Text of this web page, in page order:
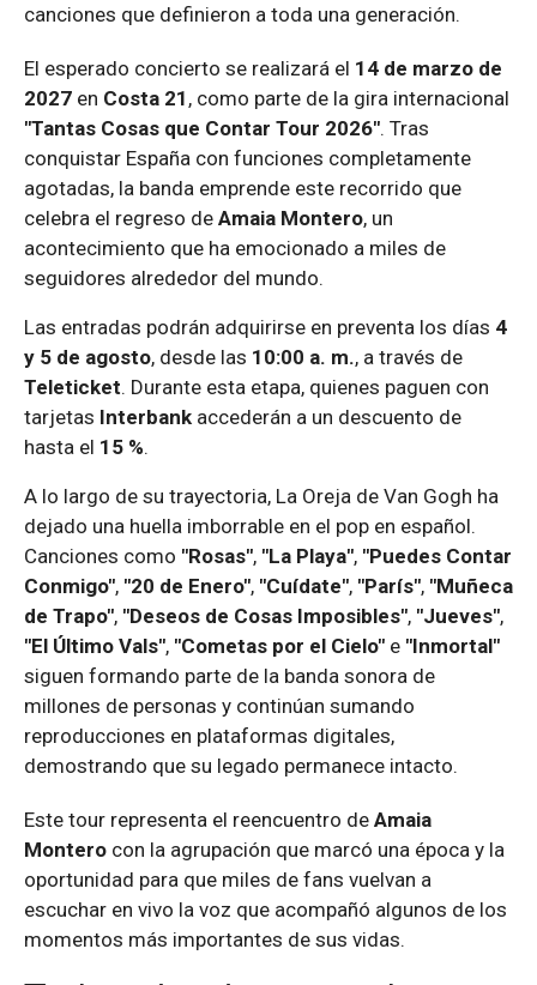
canciones que definieron a toda una generación.
El esperado concierto se realizará el 14 de marzo de
2027 en Costa 21 , como parte de la gira internacional
"Tantas Cosas que Contar Tour 2026". Tras
conquistar España con funciones completamente
agotadas, la banda emprende este recorrido que
celebra el regreso de Amaia Montero, un
acontecimiento que ha emocionado a miles de
seguidores alrededor del mundo.
Las entradas podrán adquirirse en preventa los días 4
y 5 de agosto, desde las 10:00 a. m., a través de
Teleticket. Durante esta etapa, quienes paguen con
tarjetas Interbank accederán a un descuento de
hasta el 15 %.
A lo largo de su trayectoria, La Oreja de Van Gogh ha
dejado una huella imborrable en el pop en español.
Canciones como "Rosas", "La Playa", "Puedes Contar
Conmigo", "20 de Enero", "Cuídate", "París", "Muñeca
de Trapo", "Deseos de Cosas Imposibles", "Jueves",
"El Último Vals", "Cometas por el Cielo" e "Inmortal"
siguen formando parte de la banda sonora de
millones de personas y continúan sumando
reproducciones en plataformas digitales,
demostrando que su legado permanece intacto.
Este tour representa el reencuentro de Amaia
Montero con la agrupación que marcó una época y la
oportunidad para que miles de fans vuelvan a
escuchar en vivo la voz que acompañó algunos de los
momentos más importantes de sus vidas.